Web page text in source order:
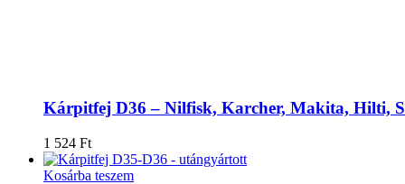
Kárpitfej D36 – Nilfisk, Karcher, Makita, Hilti,
1 524 Ft
Kosárba teszem